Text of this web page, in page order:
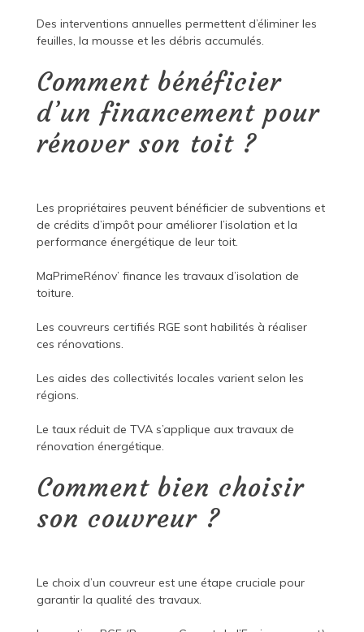
Des interventions annuelles permettent d’éliminer les
feuilles, la mousse et les débris accumulés.
Comment bénéficier
d’un financement pour
rénover son toit ?
Les propriétaires peuvent bénéficier de subventions et
de crédits d’impôt pour améliorer l’isolation et la
performance énergétique de leur toit.
MaPrimeRénov’ finance les travaux d’isolation de
toiture.
Les couvreurs certifiés RGE sont habilités à réaliser
ces rénovations.
Les aides des collectivités locales varient selon les
régions.
Le taux réduit de TVA s’applique aux travaux de
rénovation énergétique.
Comment bien choisir
son couvreur ?
Le choix d’un couvreur est une étape cruciale pour
garantir la qualité des travaux.